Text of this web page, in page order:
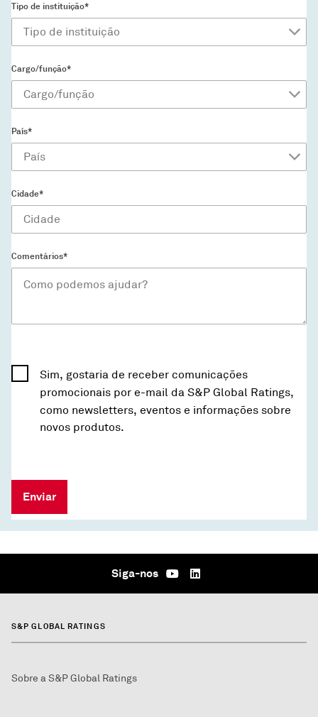
Tipo de instituição*
Cargo/função*
País*
Cidade*
Comentários*
Sim, gostaria de receber comunicações
promocionais por e-mail da S&P Global Ratings,
como newsletters, eventos e informações sobre
novos produtos.
Enviar
Siga-nos
S&P GLOBAL RATINGS
Sobre a S&P Global Ratings